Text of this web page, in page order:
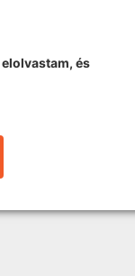
elolvastam, és